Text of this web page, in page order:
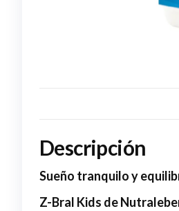
Descripción
Sueño tranquilo y
Z-Bral Kids de